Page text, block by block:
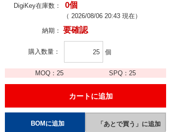
DigiKey在庫数： 0個
（ 2026/08/06 20:43 現在）
納期： 要確認
購入数量 個
MOQ： 25 SPQ：25